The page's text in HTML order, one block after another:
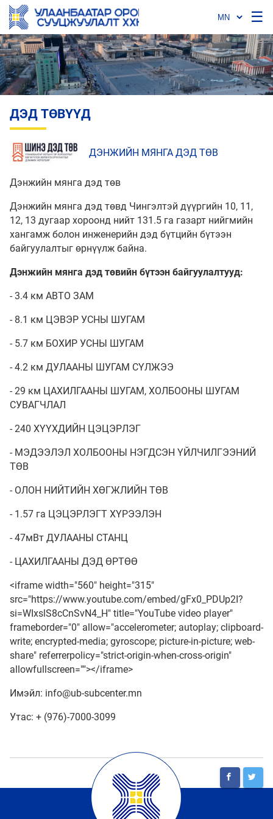
☰
ДЭД ТӨВҮҮД
ДЭНЖИЙН МЯНГА ДЭД ТӨВ
Дэнжийн мянга дэд төв
Дэнжийн мянга дэд төвд Чингэлтэй дүүргийн 10, 11,
12, 13 дугаар хороонд нийт 131.5 га газарт нийгмийн
хангамж болон инженерийн дэд бүтцийн бүтээн
байгуулалтыг өрнүүлж байна.
Дэнжийн мянга дэд төвийн бүтээн байгуулалтууд:
- 3.4 км АВТО ЗАМ
- 8.1 км ЦЭВЭР УСНЫ ШУГАМ
- 5.7 км БОХИР УСНЫ ШУГАМ
- 4.2 км ДУЛААНЫ ШУГАМ СҮЛЖЭЭ
- 29 км ЦАХИЛГААНЫ ШУГАМ, ХОЛБООНЫ ШУГАМ
СУВАГЧЛАЛ
- 240 ХҮҮХДИЙН ЦЭЦЭРЛЭГ
- МЭДЭЭЛЭЛ ХОЛБООНЫ НЭГДСЭН ҮЙЛЧИЛГЭЭНИЙ
ТӨВ
- ОЛОН НИЙТИЙН ХӨГЖЛИЙН ТӨВ
- 1.57 га ЦЭЦЭРЛЭГТ ХҮРЭЭЛЭН
- 47мВт ДУЛААНЫ СТАНЦ
- ЦАХИЛГААНЫ ДЭД ӨРТӨӨ
<iframe width="560" height="315"
src="https://www.youtube.com/embed/gFx0_PDUp2I?
si=WIxslS8cCnSvN4_H" title="YouTube video player"
frameborder="0" allow="accelerometer; autoplay; clipboard-
write; encrypted-media; gyroscope; picture-in-picture; web-
share" referrerpolicy="strict-origin-when-cross-origin"
allowfullscreen=""></iframe>
Имэйл: info@ub-subcenter.mn
Утас: + (976)-7000-3099